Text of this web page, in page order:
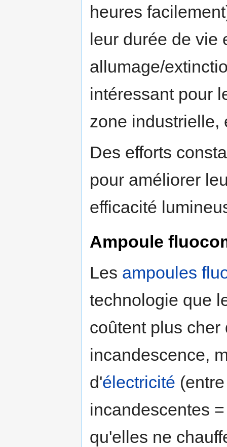
heures
leur durée de vie
allumage/
intéressant pour
zone industrielle,
Des efforts
pour améliorer
efficacité
Ampoule
Les ampoules
technologie que
coûtent plus
incandescence,
d'électricité
incandescentes
qu'elles ne